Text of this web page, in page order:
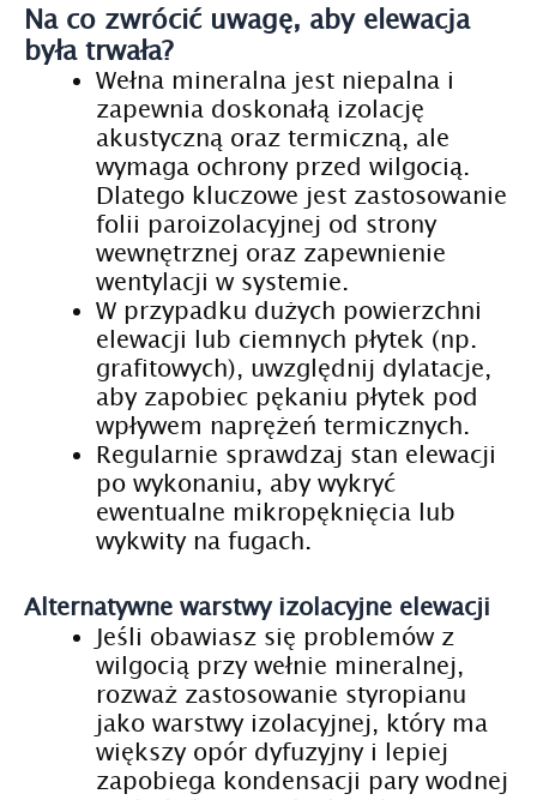
Na co zwrócić uwagę, aby elewacja
była trwała?
Wełna mineralna jest niepalna i
zapewnia doskonałą izolację
akustyczną oraz termiczną, ale
wymaga ochrony przed wilgocią.
Dlatego kluczowe jest zastosowanie
folii paroizolacyjnej od strony
wewnętrznej oraz zapewnienie
wentylacji w systemie.
W przypadku dużych powierzchni
elewacji lub ciemnych płytek (np.
grafitowych), uwzględnij dylatacje,
aby zapobiec pękaniu płytek pod
wpływem naprężeń termicznych.
Regularnie sprawdzaj stan elewacji
po wykonaniu, aby wykryć
ewentualne mikropęknięcia lub
wykwity na fugach.
Alternatywne warstwy izolacyjne elewacji
Jeśli obawiasz się problemów z
wilgocią przy wełnie mineralnej,
rozważ zastosowanie styropianu
jako warstwy izolacyjnej, który ma
większy opór dyfuzyjny i lepiej
zapobiega kondensacji pary wodnej